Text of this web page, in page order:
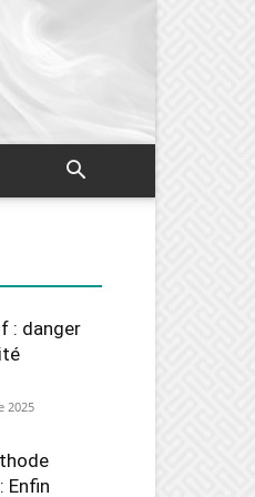
: danger
2025
Enfin